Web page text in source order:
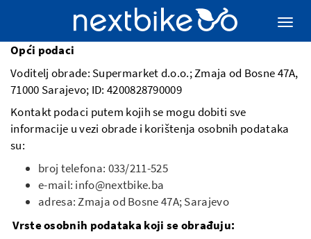
Opći podaci
Voditelj obrade: Supermarket d.o.o.; Zmaja od Bosne 47A,
71000 Sarajevo; ID: 4200828790009
Kontakt podaci putem kojih se mogu dobiti sve
informacije u vezi obrade i korištenja osobnih podataka
su:
broj telefona: 033/211-525
e-mail: info@nextbike.ba
adresa: Zmaja od Bosne 47A; Sarajevo
Vrste osobnih podataka koji se obrađuju: